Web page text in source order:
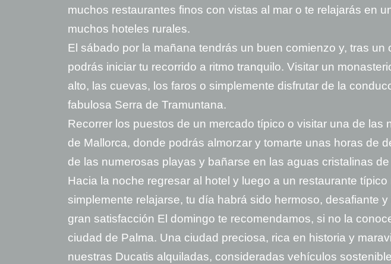
muchos restaurantes finos con vistas al mar o te relajarás en
muchos hoteles rurales.
El sábado por la mañana tendrás un buen comienzo y, tras un
podrás iniciar tu recorrido a ritmo tranquilo. Visitar un
alto, las cuevas, los faros o simplemente disfrutar de la
fabulosa Serra de Tramuntana.
Recorrer los puestos de un mercado típico o visitar una de las
de Mallorca, donde podrás almorzar y tomarte unas horas de
de las numerosas playas y bañarse en las aguas cristalinas de
Hacia la noche regresar al hotel y luego a un restaurante típico
simplemente relajarse, tu día habrá sido hermoso, desafiante
gran satisfacción El domingo te recomendamos, si no la
ciudad de Palma. Una ciudad preciosa, rica en historia y
nuestras Ducatis alquiladas, consideradas vehículos